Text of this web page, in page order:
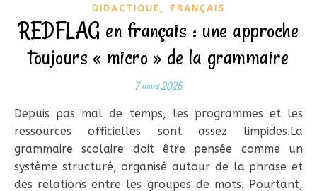
DIDACTIQUE , FRANÇAIS
REDFLAG en français : une approche
toujours « micro » de la grammaire
7 mars 2026
Depuis pas mal de temps, les programmes et les
ressources officielles sont assez limpides.La
grammaire scolaire doit être pensée comme un
système structuré, organisé autour de la phrase et
des relations entre les groupes de mots. Pourtant,